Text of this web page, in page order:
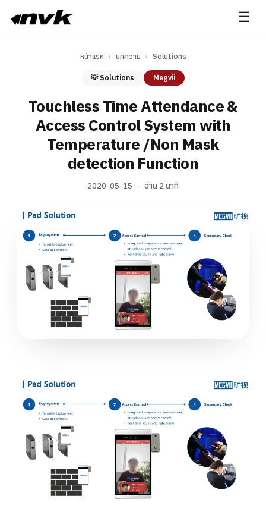
☰
หน้าแรก › บทความ › Solutions
💡 Solutions Megvii
Touchless Time Attendance &
Access Control System with
Temperature /Non Mask
detection Function
2020-05-15 · อ่าน 2 นาที